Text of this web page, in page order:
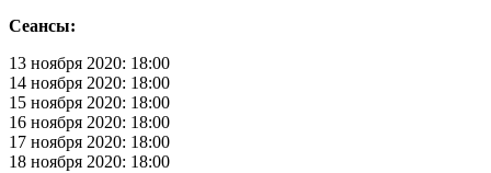
Сеансы:
13 ноября 2020: 18:00
14 ноября 2020: 18:00
15 ноября 2020: 18:00
16 ноября 2020: 18:00
17 ноября 2020: 18:00
18 ноября 2020: 18:00